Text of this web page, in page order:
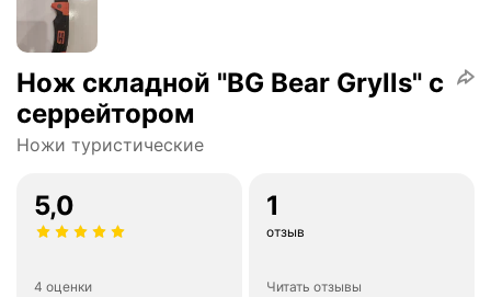
Нож складной "BG Bear Grylls" с
серрейтором
Ножи туристические
5,0
4 оценки
1
отзыв
Читать отзывы